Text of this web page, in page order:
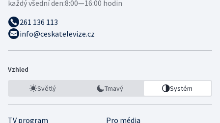
každý všední den:8:00—16:00 hodin
261 136 113
info@ceskatelevize.cz
Vzhled
Světlý Tmavý Systém
TV program Pro média